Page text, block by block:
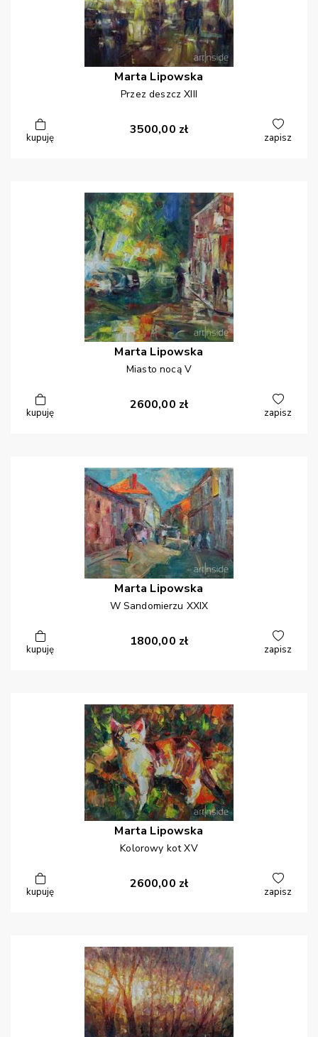
Marta Lipowska
Przez deszcz XIII
kupuję
3500,00 zł
zapisz
Marta Lipowska
Miasto nocą V
kupuję
2600,00 zł
zapisz
Marta Lipowska
W Sandomierzu XXIX
kupuję
1800,00 zł
zapisz
Marta Lipowska
Kolorowy kot XV
kupuję
2600,00 zł
zapisz